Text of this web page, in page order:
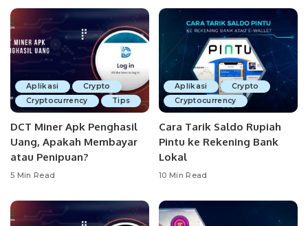
Aplikasi
Crypto
Cryptocurrency
Tips
DCT Miner Apk Penghasil
Uang, Apakah Membayar
atau Penipuan?
5 Min Read
Aplikasi
Crypto
Cryptocurrency
Cara Tarik Saldo Rupiah
Pintu ke Rekening Bank
Lokal
10 Min Read